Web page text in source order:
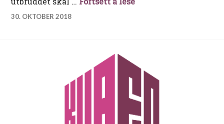
30. OKTOBER 2018